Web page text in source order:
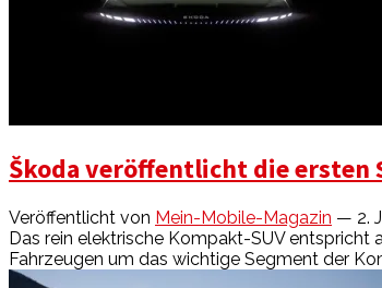
Škoda veröffentlicht die ersten
Veröffentlicht von Mein-Mobile-Magazin — 2.
Das rein elektrische Kompakt-SUV entspricht
Fahrzeugen um das wichtige Segment der